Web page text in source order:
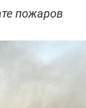
пожаров